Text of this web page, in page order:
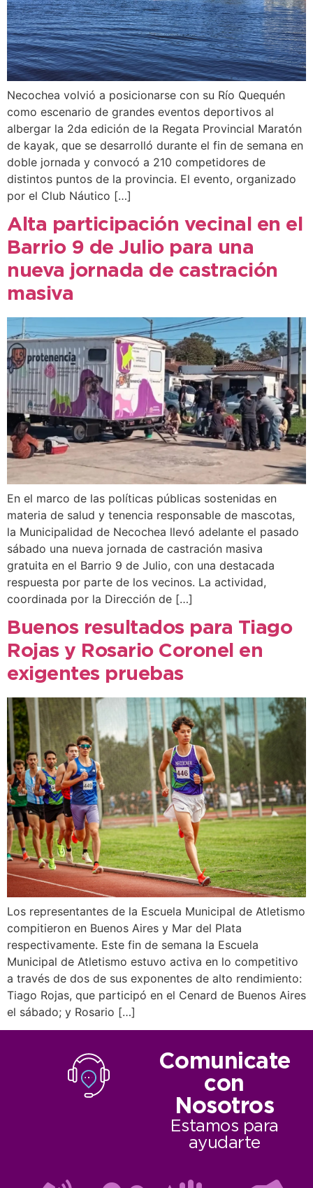
Necochea volvió a posicionarse con su Río Quequén
como escenario de grandes eventos deportivos al
albergar la 2da edición de la Regata Provincial Maratón
de kayak, que se desarrolló durante el fin de semana en
doble jornada y convocó a 210 competidores de
distintos puntos de la provincia. El evento, organizado
por el Club Náutico […]
Alta participación vecinal en el
Barrio 9 de Julio para una
nueva jornada de castración
masiva
En el marco de las políticas públicas sostenidas en
materia de salud y tenencia responsable de mascotas,
la Municipalidad de Necochea llevó adelante el pasado
sábado una nueva jornada de castración masiva
gratuita en el Barrio 9 de Julio, con una destacada
respuesta por parte de los vecinos. La actividad,
coordinada por la Dirección de […]
Buenos resultados para Tiago
Rojas y Rosario Coronel en
exigentes pruebas
Los representantes de la Escuela Municipal de Atletismo
compitieron en Buenos Aires y Mar del Plata
respectivamente. Este fin de semana la Escuela
Municipal de Atletismo estuvo activa en lo competitivo
a través de dos de sus exponentes de alto rendimiento:
Tiago Rojas, que participó en el Cenard de Buenos Aires
el sábado; y Rosario […]
Comunicate
con
Nosotros
Estamos para
ayudarte